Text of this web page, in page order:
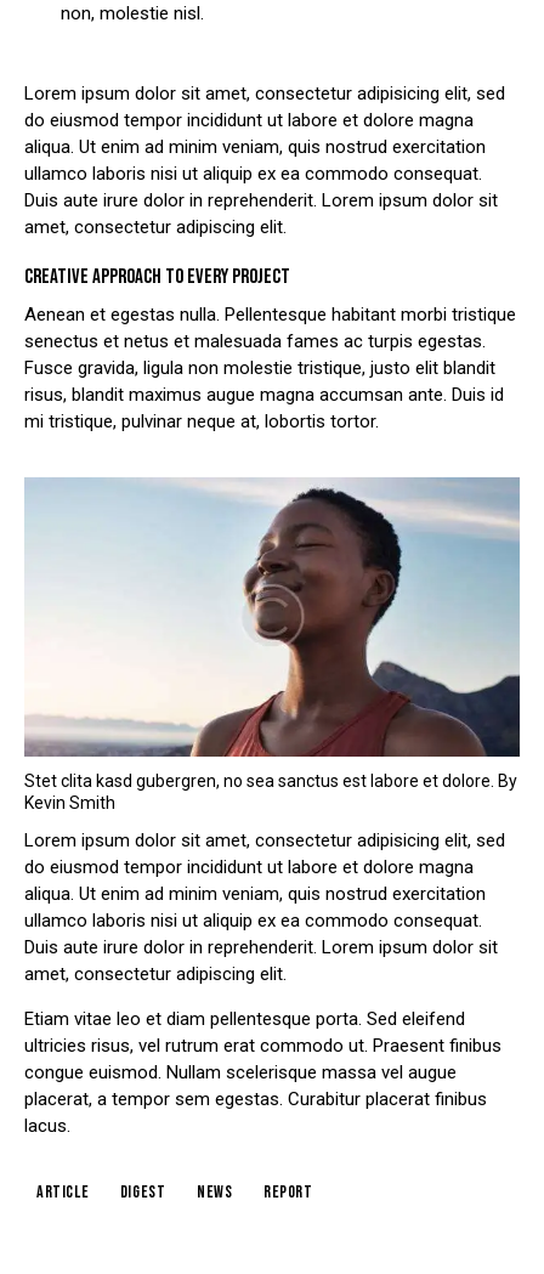
non, molestie nisl.
Lorem ipsum dolor sit amet, consectetur adipisicing elit, sed
do eiusmod tempor incididunt ut labore et dolore magna
aliqua. Ut enim ad minim veniam, quis nostrud exercitation
ullamco laboris nisi ut aliquip ex ea commodo consequat.
Duis aute irure dolor in reprehenderit. Lorem ipsum dolor sit
amet, consectetur adipiscing elit.
CREATIVE APPROACH TO EVERY PROJECT
Aenean et egestas nulla. Pellentesque habitant morbi tristique
senectus et netus et malesuada fames ac turpis egestas.
Fusce gravida, ligula non molestie tristique, justo elit blandit
risus, blandit maximus augue magna accumsan ante. Duis id
mi tristique, pulvinar neque at, lobortis tortor.
Stet clita kasd gubergren, no sea sanctus est labore et dolore. By
Kevin Smith
Lorem ipsum dolor sit amet, consectetur adipisicing elit, sed
do eiusmod tempor incididunt ut labore et dolore magna
aliqua. Ut enim ad minim veniam, quis nostrud exercitation
ullamco laboris nisi ut aliquip ex ea commodo consequat.
Duis aute irure dolor in reprehenderit. Lorem ipsum dolor sit
amet, consectetur adipiscing elit.
Etiam vitae leo et diam pellentesque porta. Sed eleifend
ultricies risus, vel rutrum erat commodo ut. Praesent finibus
congue euismod. Nullam scelerisque massa vel augue
placerat, a tempor sem egestas. Curabitur placerat finibus
lacus.
article digest news report